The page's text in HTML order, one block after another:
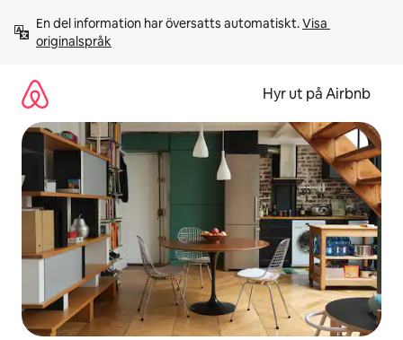
innehåll
En del information har översatts automatiskt. Visa
originalspråk
Hyr ut på Airbnb